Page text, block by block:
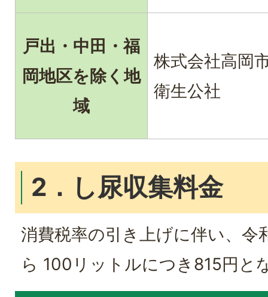
戸出・中田・福
岡地区を除く地
域
株式会社高岡
衛生公社
2．し尿収集料金
消費税率の引き上げに伴い、令
ら 100リットルにつき815円と